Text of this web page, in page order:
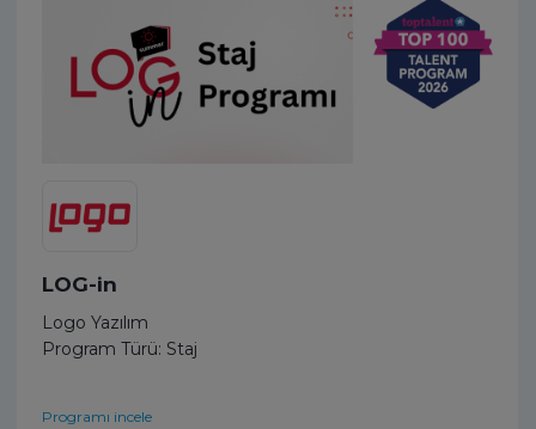
LOG-in
Logo Yazılım
Program Türü: Staj
Programı incele